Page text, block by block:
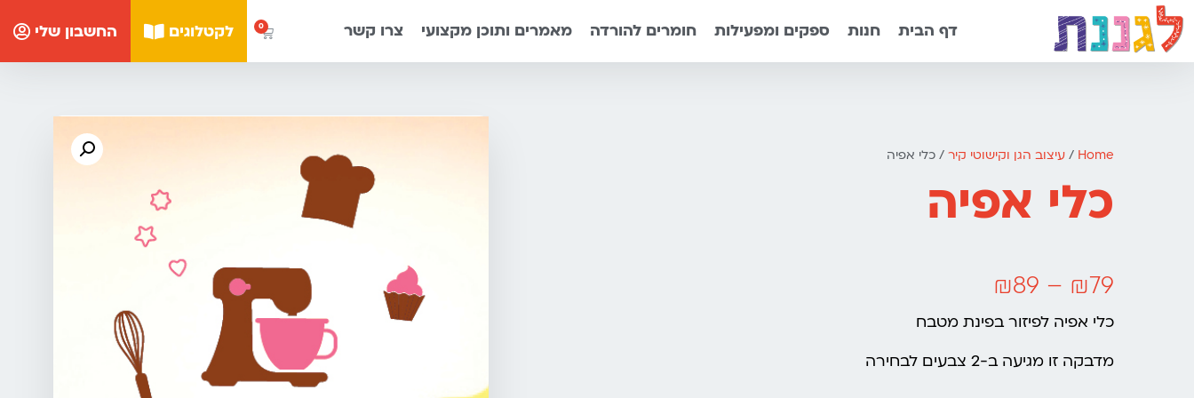
דף הבית חנות ספקים ומפעילות חומרים להורדה מאמרים ותוכן מקצועי צרו קשר לקטלוגים החשבון שלי
Home
/ עיצוב הגן וקישוטי קיר / כלי אפיה
כלי אפיה
₪79
–
₪89
כלי אפיה לפיזור בפינת מטבח
מדבקה זו מגיעה ב-2 צבעים לבחירה